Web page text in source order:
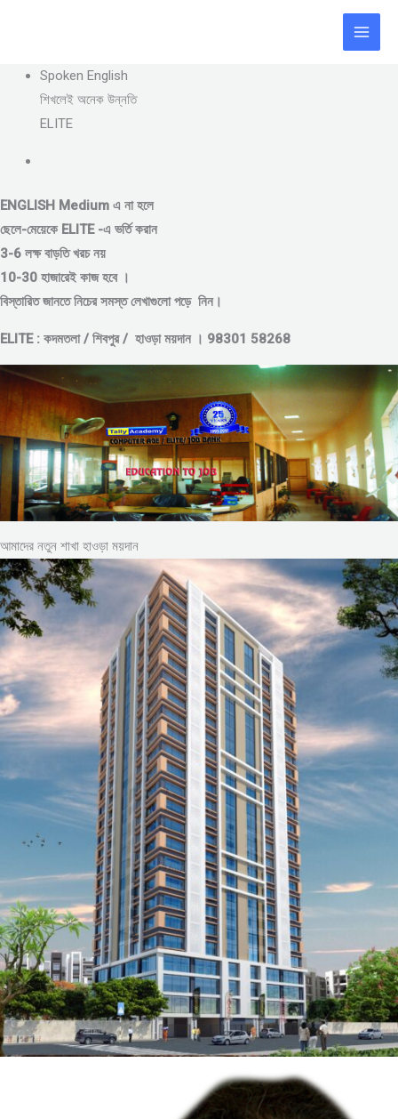
Spoken English
শিখলেই অনেক উন্নতি
ELITE
ENGLISH Medium এ না হলে
ছেলে-মেয়েকে ELITE -এ ভর্তি করান
3-6 লক্ষ বাড়তি খরচ নয়
10-30 হাজারেই কাজ হবে ।
বিস্তারিত জানতে নিচের সমস্ত লেখাগুলো পড়ে নিন।
ELITE : কদমতলা / শিবপুর / হাওড়া ময়দান । 98301 58268
আমাদের নতুন শাখা হাওড়া ময়দান